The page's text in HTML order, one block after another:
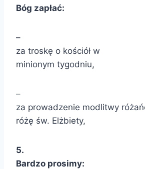
Bóg zapłać:
–
za troskę o kościół w
minionym tygodniu,
–
za prowadzenie modlitwy
różę św. Elżbiety,
5.
Bardzo prosimy: